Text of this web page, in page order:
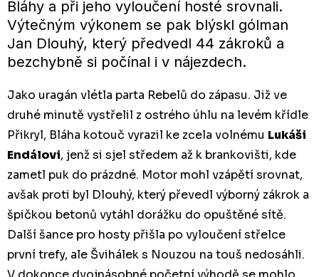
Bláhy a při jeho vyloučení hosté srovnali.
Výtečným výkonem se pak blýskl gólman
Jan Dlouhý, který předvedl 44 zákroků a
bezchybně si počínal i v nájezdech.
Jako uragán vlétla parta Rebelů do zápasu. Již ve
druhé minutě vystřelil z ostrého úhlu na levém křídle
Přikryl, Bláha kotouč vyrazil ke zcela volnému Lukáši
Endálovi, jenž si sjel středem až k brankovišti, kde
zametl puk do prázdné. Motor mohl vzápětí srovnat,
avšak proti byl Dlouhý, který převedl výborný zákrok a
špičkou betonů vytáhl dorážku do opuštěné sítě.
Další šance pro hosty přišla po vyloučení střelce
první trefy, ale Švihálek s Nouzou na touš nedosáhli.